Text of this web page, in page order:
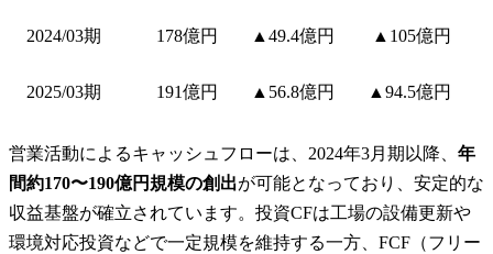
2024/03期 178億円 ▲49.4億円 ▲105億円
2025/03期 191億円 ▲56.8億円 ▲94.5億円
営業活動によるキャッシュフローは、2024年3月期以降、 年
間約170〜190億円規模の創出が可能となっており、安定的な
収益基盤が確立されています。投資CFは工場の設備更新や
環境対応投資などで一定規模を維持する一方、FCF（フリー